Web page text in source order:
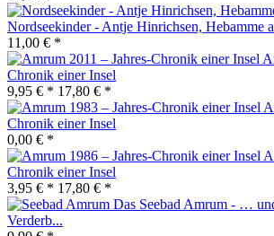
Nordseekinder - Antje Hinrichsen, Hebamme
11,00 € *
Chronik einer Insel
9,95 € * 17,80 € *
Chronik einer Insel
0,00 € *
Chronik einer Insel
3,95 € * 17,80 € *
Das Seebad Amrum - …
Verderb...